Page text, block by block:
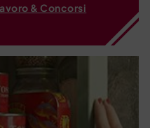
& Concorsi